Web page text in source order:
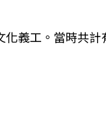
義工。當時共